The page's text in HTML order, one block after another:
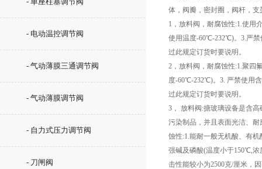
- 电动温控调节阀
- 气动薄膜三通调节阀
- 气动薄膜调节阀
- 自力式压力调节阀
- 刀闸阀
体，阀瓣，密封圈，阀杆，
1，放料阀，耐腐蚀性:1.使用
使用温度-60℃-232℃)。3.严禁
过此规定订货时要说明。
2，放料阀，耐腐蚀性:1.聚四
度-60℃-232℃)。3. 严禁使用
过此规定订货时要说明。
3， 放料阀:搪玻璃设备是含
污染制品，并且表面光洁、
蚀性:1.能耐一般无机酸、有
强碱及磷酸(温度小于150℃,
击性能较小为2500克/厘米，